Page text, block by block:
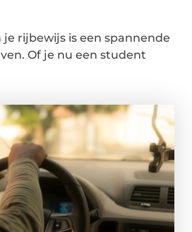
rijbewijs is een spannende
Of je nu een student